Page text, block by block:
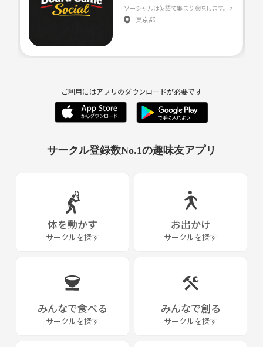
ソーシャルは英語で集まり意味します。 ボードゲ
東京都
ご利用にはアプリのダウンロードが必要です
サークル登録数No.1の趣味友アプリ
体を動かす
サークルを探す
お出かけ
サークルを探す
みんなで食べる
サークルを探す
みんなで創る
サークルを探す